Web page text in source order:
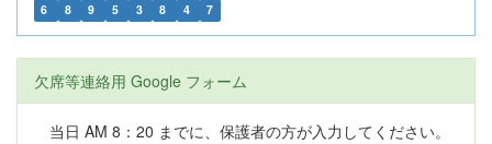
6 8 9 5 3 8 4 7
欠席等連絡用 Google フォーム
当日 AM 8：20 までに、保護者の方が入力してください。